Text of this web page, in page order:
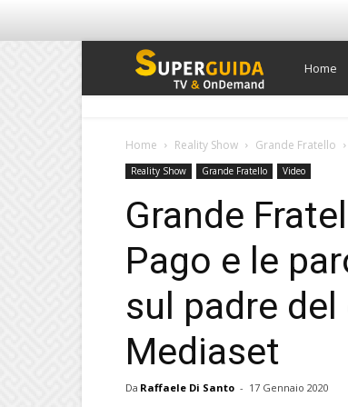
Super
TV
Home
Home Reality Show Grande Fratello
Reality Show Grande Fratello Video
Grande
Pago e le
sul padre
Mediaset
Da Raffaele Di Santo - 17 Gennaio 2020